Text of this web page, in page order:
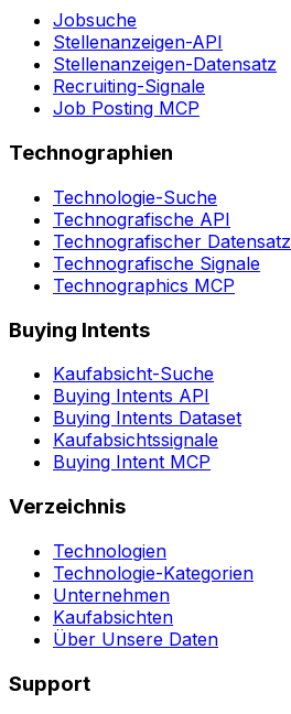
Jobsuche
Stellenanzeigen-API
Stellenanzeigen-Datensatz
Recruiting-Signale
Job Posting MCP
Technographien
Technologie-Suche
Technografische API
Technografischer Datensatz
Technografische Signale
Technographics MCP
Buying Intents
Kaufabsicht-Suche
Buying Intents API
Buying Intents Dataset
Kaufabsichtssignale
Buying Intent MCP
Verzeichnis
Technologien
Technologie-Kategorien
Unternehmen
Kaufabsichten
Über Unsere Daten
Support